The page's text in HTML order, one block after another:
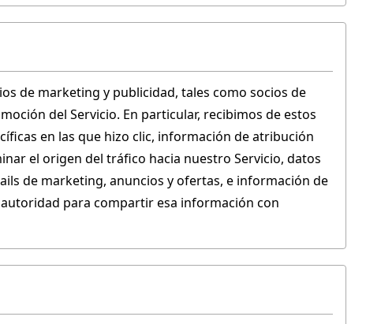
de marketing y publicidad, tales como socios de
del Servicio. En particular, recibimos de estos
en las que hizo clic, información de atribución
el origen del tráfico hacia nuestro Servicio, datos
de marketing, anuncios y ofertas, e información de
para compartir esa información con